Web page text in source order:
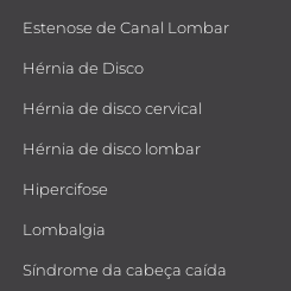
Estenose de Canal Lombar
Hérnia de Disco
Hérnia de disco cervical
Hérnia de disco lombar
Hipercifose
Lombalgia
Síndrome da cabeça caída